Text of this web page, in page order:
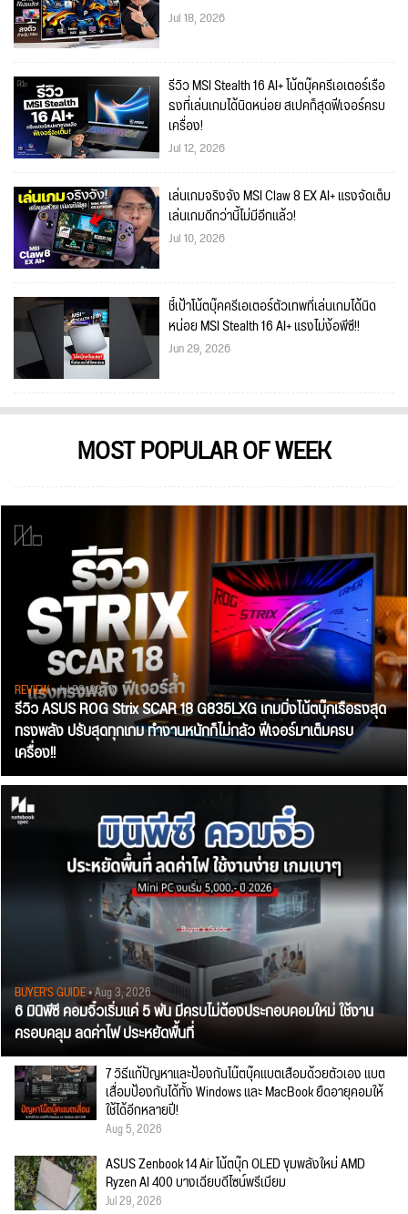
Jul 18, 2026
รีวิว MSI Stealth 16 AI+ โน้ตบุ๊คครีเอเตอร์เรือ
ธงที่เล่นเกมได้นิดหน่อย สเปคก็สุดฟีเจอร์ครบ
เครื่อง!
Jul 12, 2026
เล่นเกมจริงจัง MSI Claw 8 EX AI+ แรงจัดเต็ม
เล่นเกมดีกว่านี้ไม่มีอีกแล้ว!
Jul 10, 2026
ชี้เป้าโน้ตบุ๊คครีเอเตอร์ตัวเทพที่เล่นเกมได้นิด
หน่อย MSI Stealth 16 AI+ แรงไม่ง้อพีซี!!
Jun 29, 2026
MOST POPULAR OF WEEK
REVIEW• Jul 28, 2026
รีวิว ASUS ROG Strix SCAR 18 G835LXG เกมมิ่งโน้ตบุ๊กเรือธงสุด
ทรงพลัง ปรับสุดทุกเกม ทำงานหนักก็ไม่กลัว ฟีเจอร์มาเต็มครบ
เครื่อง!!
BUYER'S GUIDE• Aug 3, 2026
6 มินิพีซี คอมจิ๋วเริ่มแค่ 5 พัน มีครบไม่ต้องประกอบคอมใหม่ ใช้งาน
ครอบคลุม ลดค่าไฟ ประหยัดพื้นที่
7 วิธีแก้ปัญหาและป้องกันโน๊ตบุ๊คแบตเสื่อมด้วยตัวเอง แบต
เสื่อมป้องกันได้ทั้ง Windows และ MacBook ยืดอายุคอมให้
ใช้ได้อีกหลายปี!
Aug 5, 2026
ASUS Zenbook 14 Air โน้ตบุ๊ก OLED ขุมพลังใหม่ AMD
Ryzen AI 400 บางเฉียบดีไซน์พรีเมียม
Jul 29, 2026